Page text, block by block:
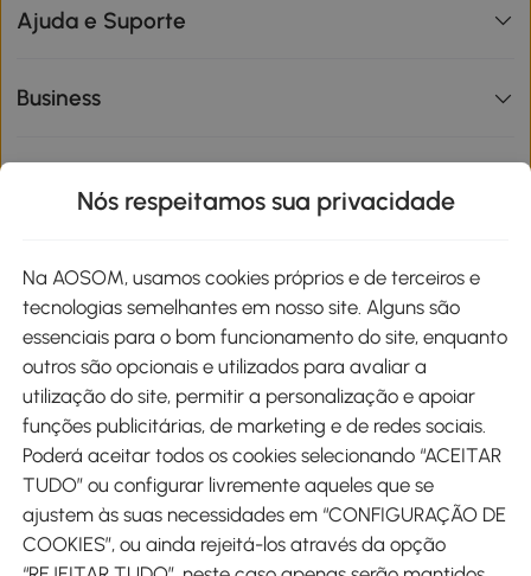
Ajuda e Suporte
Business
Métodos de pagamento
Envio
Nós respeitamos sua privacidade
Na AOSOM, usamos cookies próprios e de terceiros e
tecnologias semelhantes em nosso site. Alguns são
essenciais para o bom funcionamento do site, enquanto
outros são opcionais e utilizados para avaliar a
utilização do site, permitir a personalização e apoiar
funções publicitárias, de marketing e de redes sociais.
Poderá aceitar todos os cookies selecionando “ACEITAR
TUDO” ou configurar livremente aqueles que se
ajustem às suas necessidades em “CONFIGURAÇÃO DE
COOKIES”, ou ainda rejeitá-los através da opção